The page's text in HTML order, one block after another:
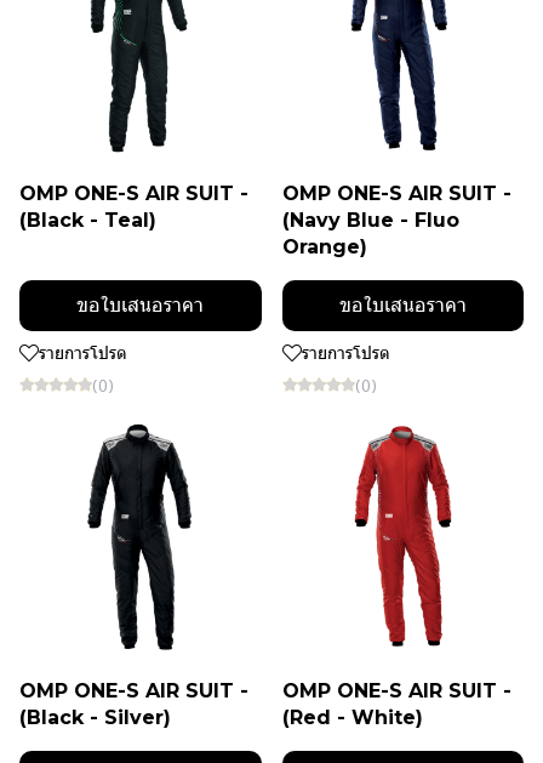
OMP ONE-S AIR SUIT -
(Black - Teal)
ขอใบเสนอราคา
รายการโปรด
(0)
OMP ONE-S AIR SUIT -
(Navy Blue - Fluo
Orange)
ขอใบเสนอราคา
รายการโปรด
(0)
OMP ONE-S AIR SUIT -
(Black - Silver)
OMP ONE-S AIR SUIT -
(Red - White)